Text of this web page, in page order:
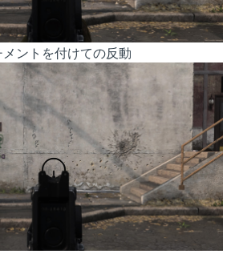
ントを付けての反動